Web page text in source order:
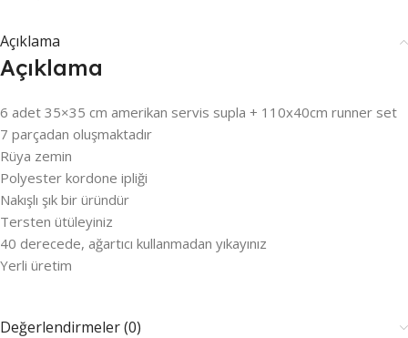
Açıklama
Açıklama
6 adet 35×35 cm amerikan servis supla + 110x40cm runner set
7 parçadan oluşmaktadır
Rüya zemin
Polyester kordone ipliği
Nakışlı şık bir üründür
Tersten ütüleyiniz
40 derecede, ağartıcı kullanmadan yıkayınız
Yerli üretim
Değerlendirmeler (0)